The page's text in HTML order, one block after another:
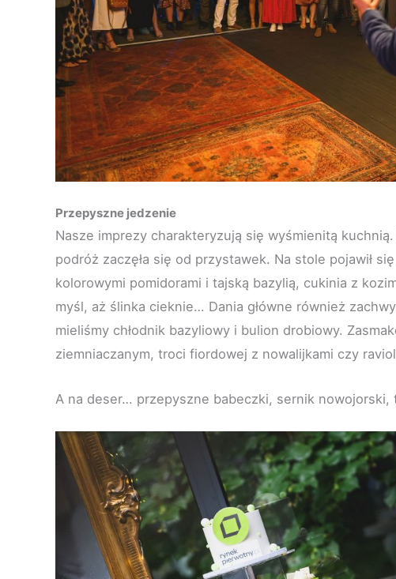
Przepyszne jedzenie
Nasze imprezy charakteryzują się wyśmienitą
podróż zaczęła się od przystawek. Na stole pojawił
kolorowymi pomidorami i tajską bazylią, cukinia z
myśl, aż ślinka cieknie… Dania główne również
mieliśmy chłodnik bazyliowy i bulion drobiowy.
ziemniaczanym, troci fiordowej z nowalijkami czy
A na deser… przepyszne babeczki, sernik